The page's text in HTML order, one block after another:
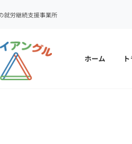
就労継続支援事業所
ホーム